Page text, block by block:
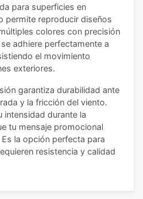
para superficies en
permite reproducir diseños
colores con precisión
adhiere perfectamente a
el movimiento
exteriores.
garantiza durabilidad ante
y la fricción del viento.
intensidad durante la
tu mensaje promocional
la opción perfecta para
resistencia y calidad